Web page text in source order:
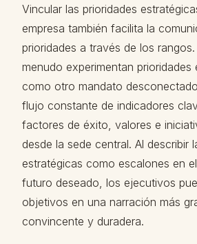
Vincular las prioridades
empresa también facilita la
prioridades a través de los
menudo experimentan prioridades
como otro mandato
flujo constante de indicadores
factores de éxito, valores e
desde la sede central. Al describir
estratégicas como escalones en
futuro deseado, los ejecutivos
objetivos en una narración más
convincente y duradera.